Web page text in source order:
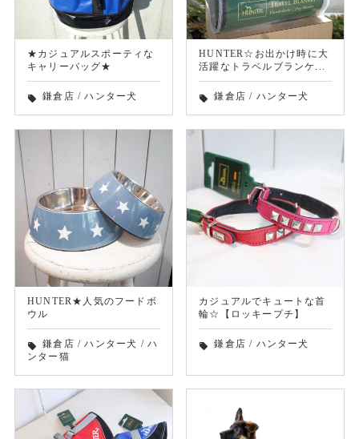
★カジュアルスポーティな
キャリーバッグ★
local_offer 鎌倉店 /ハンター犬
HUNTER☆お出かけ時に大
活躍なトラベルブランケ...
local_offer 鎌倉店 / ハンター犬
HUNTER★人気のフードボ
ウル
local_offer 鎌倉店 /ハンター犬 / ハ
ンター猫
カジュアルでキュートな首
輪☆【ロッキープチ】
local_offer 鎌倉店 / ハンター犬